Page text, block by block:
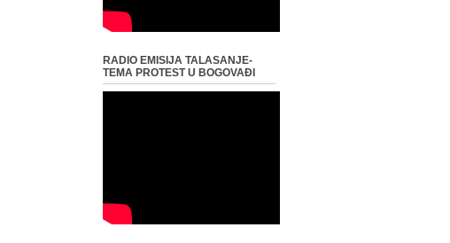
RADIO EMISIJA TALASANJE-
TEMA PROTEST U BOGOVAĐI